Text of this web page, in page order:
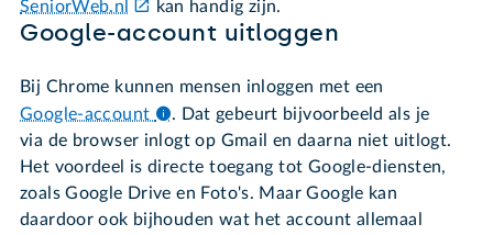
SeniorWeb.nl
kan handig zijn.
Google-account uitloggen
Bij Chrome kunnen mensen inloggen met een
Google-account
. Dat gebeurt bijvoorbeeld als je
via de browser inlogt op Gmail en daarna niet uitlogt.
Het voordeel is directe toegang tot Google-diensten,
zoals Google Drive en Foto's. Maar Google kan
daardoor ook bijhouden wat het account allemaal